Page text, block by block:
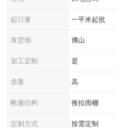
起订量 一平米起批
发货地 佛山
加工定制 是
质量 高
帐篷结构 推拉雨棚
定制方式 按需定制